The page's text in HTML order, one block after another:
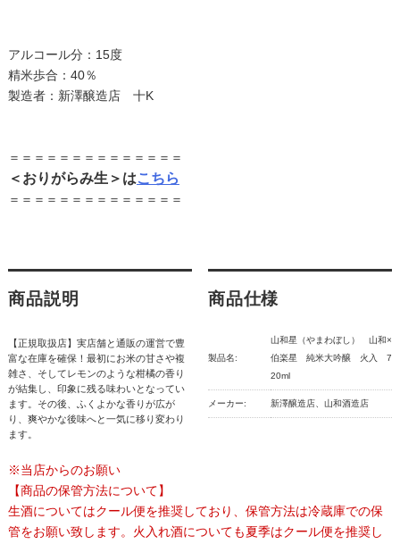
アルコール分：15度
精米歩合：40％
製造者：新澤醸造店 十K
＝＝＝＝＝＝＝＝＝＝＝＝＝＝
＜おりがらみ生＞はこちら
＝＝＝＝＝＝＝＝＝＝＝＝＝＝
商品説明
【正規取扱店】実店舗と通販の運営で豊
富な在庫を確保！最初にお米の甘さや複
雑さ、そしてレモンのような柑橘の香り
が結集し、印象に残る味わいとなってい
ます。その後、ふくよかな香りが広が
り、爽やかな後味へと一気に移り変わり
ます。
商品仕様
製品名:
山和星（やまわぼし） 山和×
伯楽星 純米大吟醸 火入 7
20ml
メーカー: 新澤醸造店、山和酒造店
※当店からのお願い
【商品の保管方法について】
生酒についてはクール便を推奨しており、保管方法は冷蔵庫での保
管をお願い致します。火入れ酒についても夏季はクール便を推奨し